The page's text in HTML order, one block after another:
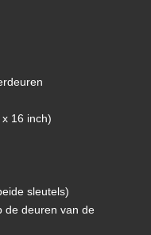
16 inch)
sleutels)
de deuren van de